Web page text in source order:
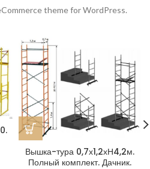
theme for WordPress.
Вышка-тура 0,7х1,2хН4,2м.
Полный комплект. Дачник.